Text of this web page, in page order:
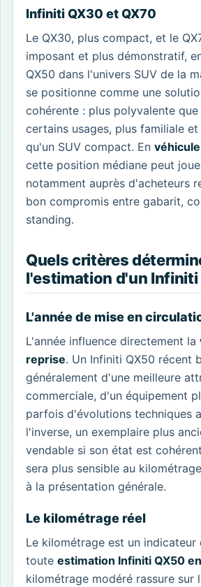
Infiniti QX30 et QX70
Le QX30, plus compact, et le
imposant et plus démonstratif,
QX50 dans l'univers SUV de la
se positionne comme une
cohérente : plus polyvalente
certains usages, plus familiale
qu'un SUV compact. En
cette position médiane peut
notamment auprès d'acheteurs
bon compromis entre gabarit,
standing.
Quels critères
l'estimation d'un Infiniti
L'année de mise en
L'année influence directement la
reprise. Un Infiniti QX50 récent
généralement d'une meilleure
commerciale, d'un équipement
parfois d'évolutions techniques
l'inverse, un exemplaire plus
vendable si son état est
sera plus sensible au
à la présentation générale.
Le kilométrage réel
Le kilométrage est un indicateur
toute estimation Infiniti QX50
kilométrage modéré rassure sur